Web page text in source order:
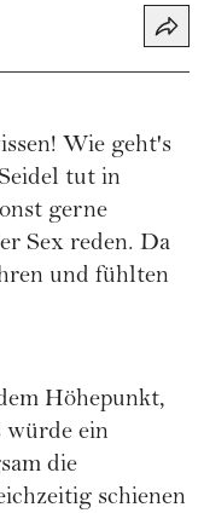
Wie geht's
tut in
gerne
Sex reden. Da
und fühlten
Höhepunkt,
würde ein
die
schienen